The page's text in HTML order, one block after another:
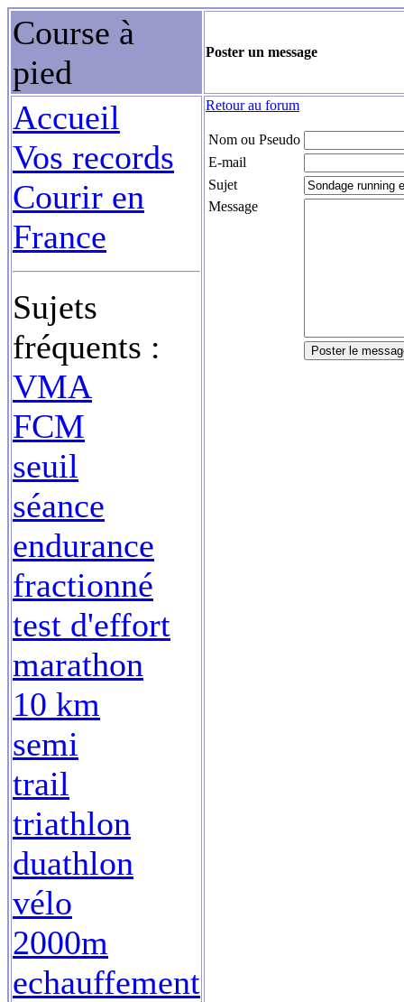
Course à
pied
Poster un message
Accueil
Vos records
Courir en
France
Sujets
fréquents :
VMA
FCM
seuil
séance
endurance
fractionné
test d'effort
marathon
10 km
semi
trail
triathlon
duathlon
vélo
2000m
echauffement
Retour au forum
Nom ou Pseudo
E-mail
Sujet
Message